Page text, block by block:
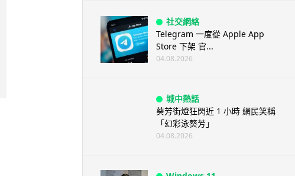
社交網絡
Telegram 一度從 Apple App
Store 下架 官...
04.08.2026
城中熱話
葵芳街燈狂閃近 1 小時 網民笑稱
「幻彩泳葵芳」
04.08.2026